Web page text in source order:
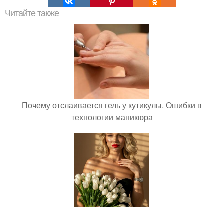
Читайте также
Почему отслаивается гель у кутикулы. Ошибки в
технологии маникюра